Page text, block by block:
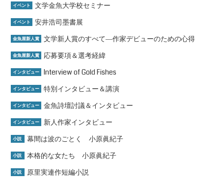
イベント 文学金魚大学校セミナー
イベント 安井浩司墨書展
金魚屋新人賞 文学新人賞のすべて―作家デビューのための心得
金魚屋新人賞 応募要項＆選考経緯
インタビュー Interview of Gold Fishes
インタビュー 特別インタビュー＆講演
インタビュー 金魚詩壇討議＆インタビュー
インタビュー 新人作家インタビュー
小説 幕間は波のごとく 小原眞紀子
小説 本格的な女たち 小原眞紀子
小説 原里実連作短編小説